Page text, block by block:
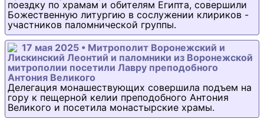
поездку по храмам и обителям Египта, совершили
Божественную литургию в сослужении клириков -
участников паломнической группы.
17 мая 2025 • Митрополит Воронежский и
Лискинский Леонтий и паломники из Воронежской
митрополии посетили Лавру преподобного
Антония Великого
Делегация монашествующих совершила подъем на
гору к пещерной келии преподобного Антония
Великого и посетила монастырские храмы.